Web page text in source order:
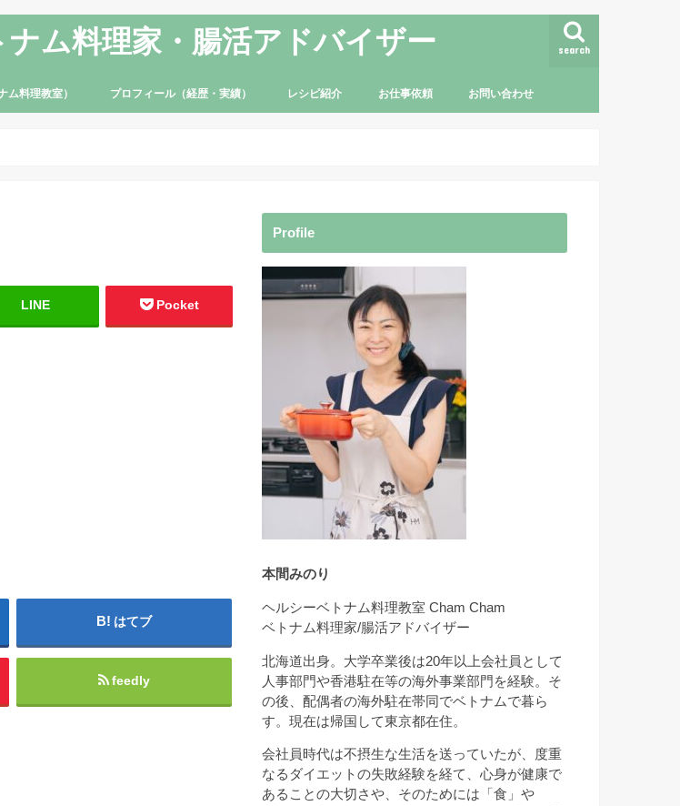
ナム料理家・腸活アドバイザー search
料理教室） プロフィール（経歴・実績） レシピ紹介 お仕事依頼 お問い合わせ
LINE Pocket
はてブ
feedly
Profile
本間みのり
ヘルシーベトナム料理教室 Cham Cham
ベトナム料理家/腸活アドバイザー
北海道出身。大学卒業後は20年以上会社員として
人事部門や香港駐在等の海外事業部門を経験。そ
の後、配偶者の海外駐在帯同でベトナムで暮ら
す。現在は帰国して東京都在住。
会社員時代は不摂生な生活を送っていたが、度重
なるダイエットの失敗経験を経て、心身が健康で
あることの大切さや、そのためには「食」や